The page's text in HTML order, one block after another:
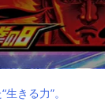
きる力”。